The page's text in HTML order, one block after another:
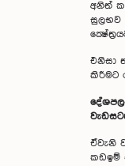
අනිත්
සුලභව
එනිසා
කිරීමට
ඒවැනි
කඩඉම්